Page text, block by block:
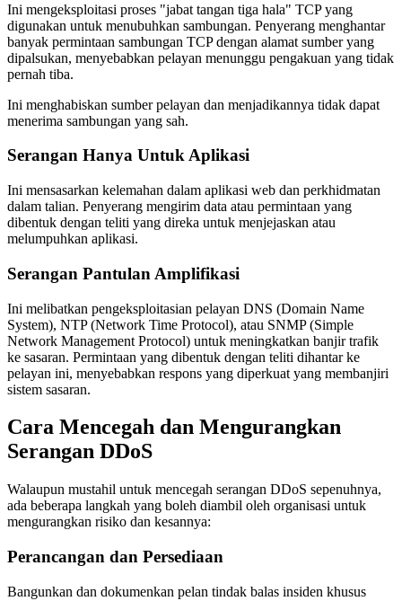
Ini mengeksploitasi proses "jabat tangan tiga hala" TCP yang
digunakan untuk menubuhkan sambungan. Penyerang menghantar
banyak permintaan sambungan TCP dengan alamat sumber yang
dipalsukan, menyebabkan pelayan menunggu pengakuan yang tidak
pernah tiba.
Ini menghabiskan sumber pelayan dan menjadikannya tidak dapat
menerima sambungan yang sah.
Serangan Hanya Untuk Aplikasi
Ini mensasarkan kelemahan dalam aplikasi web dan perkhidmatan
dalam talian. Penyerang mengirim data atau permintaan yang
dibentuk dengan teliti yang direka untuk menjejaskan atau
melumpuhkan aplikasi.
Serangan Pantulan Amplifikasi
Ini melibatkan pengeksploitasian pelayan DNS (Domain Name
System), NTP (Network Time Protocol), atau SNMP (Simple
Network Management Protocol) untuk meningkatkan banjir trafik
ke sasaran. Permintaan yang dibentuk dengan teliti dihantar ke
pelayan ini, menyebabkan respons yang diperkuat yang membanjiri
sistem sasaran.
Cara Mencegah dan Mengurangkan
Serangan DDoS
Walaupun mustahil untuk mencegah serangan DDoS sepenuhnya,
ada beberapa langkah yang boleh diambil oleh organisasi untuk
mengurangkan risiko dan kesannya:
Perancangan dan Persediaan
Bangunkan dan dokumenkan pelan tindak balas insiden khusus